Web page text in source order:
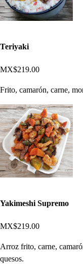
Teriyaki
MX$219.00
Frito, camarón, carne,
Yakimeshi Supremo
MX$219.00
Arroz frito, carne,
quesos.